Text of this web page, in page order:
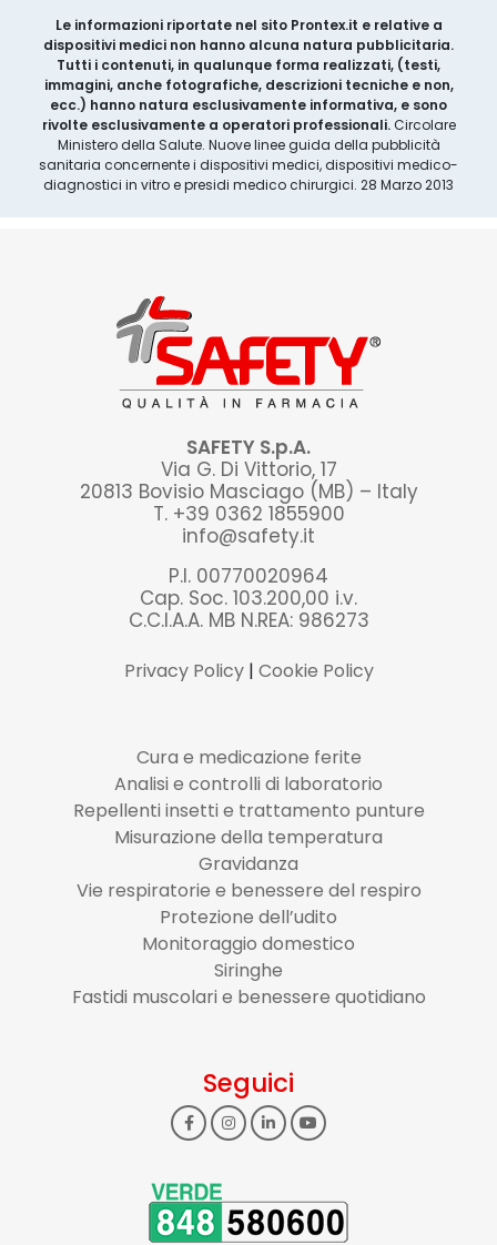
Le informazioni riportate nel sito Prontex.it e relative a
dispositivi medici non hanno alcuna natura pubblicitaria.
Tutti i contenuti, in qualunque forma realizzati, (testi,
immagini, anche fotografiche, descrizioni tecniche e non,
ecc.) hanno natura esclusivamente informativa, e sono
rivolte esclusivamente a operatori professionali.Circolare
Ministero della Salute. Nuove linee guida della pubblicità
sanitaria concernente i dispositivi medici, dispositivi medico-
diagnostici in vitro e presidi medico chirurgici. 28 Marzo 2013
SAFETY S.p.A.
Via G. Di Vittorio, 17
20813 Bovisio Masciago (MB) – Italy
T. +39 0362 1855900
info@safety.it
P.I. 00770020964
Cap. Soc. 103.200,00 i.v.
C.C.I.A.A. MB N.REA: 986273
Privacy Policy| Cookie Policy
Cura e medicazione ferite
Analisi e controlli di laboratorio
Repellenti insetti e trattamento punture
Misurazione della temperatura
Gravidanza
Vie respiratorie e benessere del respiro
Protezione dell’udito
Monitoraggio domestico
Siringhe
Fastidi muscolari e benessere quotidiano
Seguici